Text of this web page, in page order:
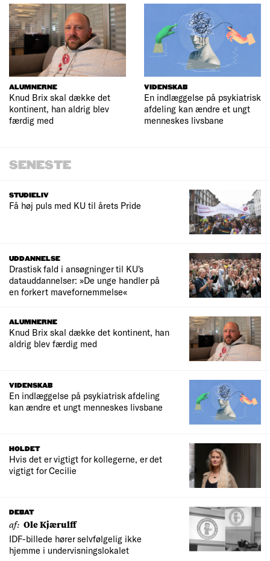
ALUMNERNE
Knud Brix skal dække det
kontinent, han aldrig blev
færdig med
VIDENSKAB
En indlæggelse på psykiatrisk
afdeling kan ændre et ungt
menneskes livsbane
SENESTE
STUDIELIV
Få høj puls med KU til årets Pride
UDDANNELSE
Drastisk fald i ansøgninger til KU's
datauddannelser: »De unge handler på
en forkert mavefornemmelse«
ALUMNERNE
Knud Brix skal dække det kontinent, han
aldrig blev færdig med
VIDENSKAB
En indlæggelse på psykiatrisk afdeling
kan ændre et ungt menneskes livsbane
HOLDET
Hvis det er vigtigt for kollegerne, er det
vigtigt for Cecilie
DEBAT
af: Ole Kjærulff
IDF-billede hører selvfølgelig ikke
hjemme i undervisningslokalet